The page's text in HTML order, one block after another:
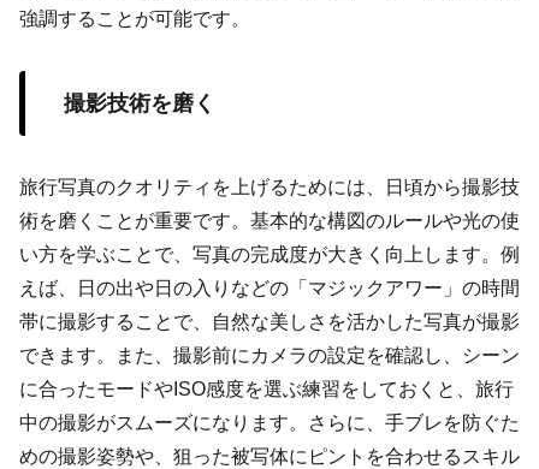
強調することが可能です。
撮影技術を磨く
旅行写真のクオリティを上げるためには、日頃から撮影技
術を磨くことが重要です。基本的な構図のルールや光の使
い方を学ぶことで、写真の完成度が大きく向上します。例
えば、日の出や日の入りなどの「マジックアワー」の時間
帯に撮影することで、自然な美しさを活かした写真が撮影
できます。また、撮影前にカメラの設定を確認し、シーン
に合ったモードやISO感度を選ぶ練習をしておくと、旅行
中の撮影がスムーズになります。さらに、手ブレを防ぐた
めの撮影姿勢や、狙った被写体にピントを合わせるスキル